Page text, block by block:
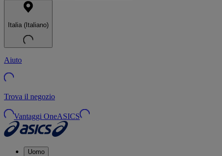
Italia (Italiano)
Aiuto
Trova il negozio
Vantaggi OneASICS
Uomo